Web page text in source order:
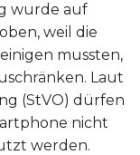
wurde auf
weil die
mussten,
Laut
(StVO) dürfen
nicht
werden.